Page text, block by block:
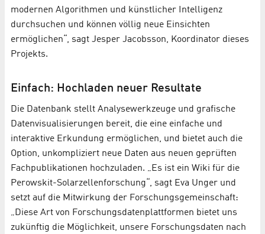
modernen Algorithmen und künstlicher Intelligenz
durchsuchen und können völlig neue Einsichten
ermöglichen“, sagt Jesper Jacobsson, Koordinator dieses
Projekts.
Einfach: Hochladen neuer Resultate
Die Datenbank stellt Analysewerkzeuge und grafische
Datenvisualisierungen bereit, die eine einfache und
interaktive Erkundung ermöglichen, und bietet auch die
Option, unkompliziert neue Daten aus neuen geprüften
Fachpublikationen hochzuladen. „Es ist ein Wiki für die
Perowskit-Solarzellenforschung“, sagt Eva Unger und
setzt auf die Mitwirkung der Forschungsgemeinschaft:
„Diese Art von Forschungsdatenplattformen bietet uns
zukünftig die Möglichkeit, unsere Forschungsdaten nach